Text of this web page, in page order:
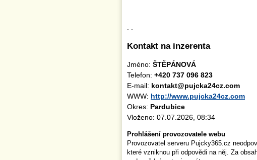
Kontakt na inzerenta
Jméno: ŠTĚPÁNOVÁ
Telefon: +420 737 096 823
E-mail: kontakt@pujcka24cz.com
WWW: http://www.pujcka24cz.com
Okres: Pardubice
Vloženo: 07.07.2026, 08:34
Prohlášení provozovatele webu
Provozovatel serveru Pujcky365.cz
které vzniknou při odpovědi na něj. Za